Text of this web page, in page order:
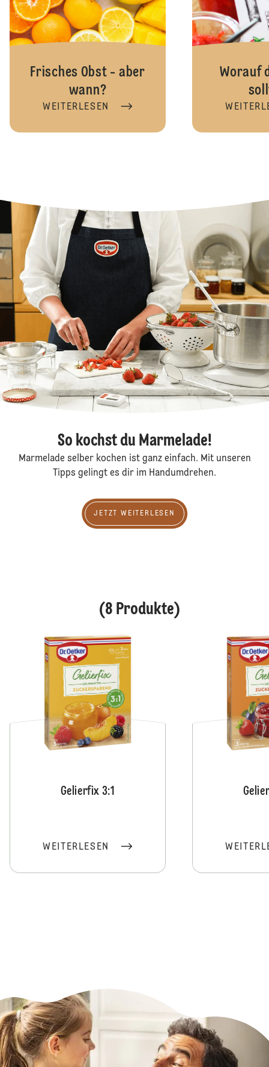
Frisches Obst - aber
wann?
WEITERLESEN
Worauf
So kochst du Marmelade!
Marmelade selber kochen ist ganz einfach. Mit unseren
Tipps gelingt es dir im Handumdrehen.
JETZT WEITERLESEN
(8 Produkte)
Gelierfix 3:1
WEITERLESEN